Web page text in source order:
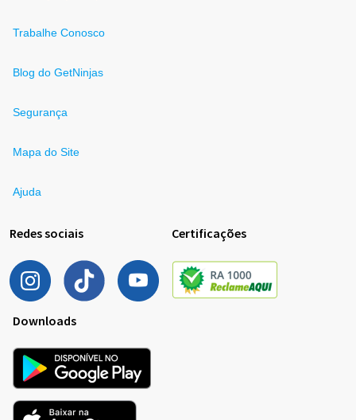
Trabalhe Conosco
Blog do GetNinjas
Segurança
Mapa do Site
Ajuda
Redes sociais Certificações
Downloads